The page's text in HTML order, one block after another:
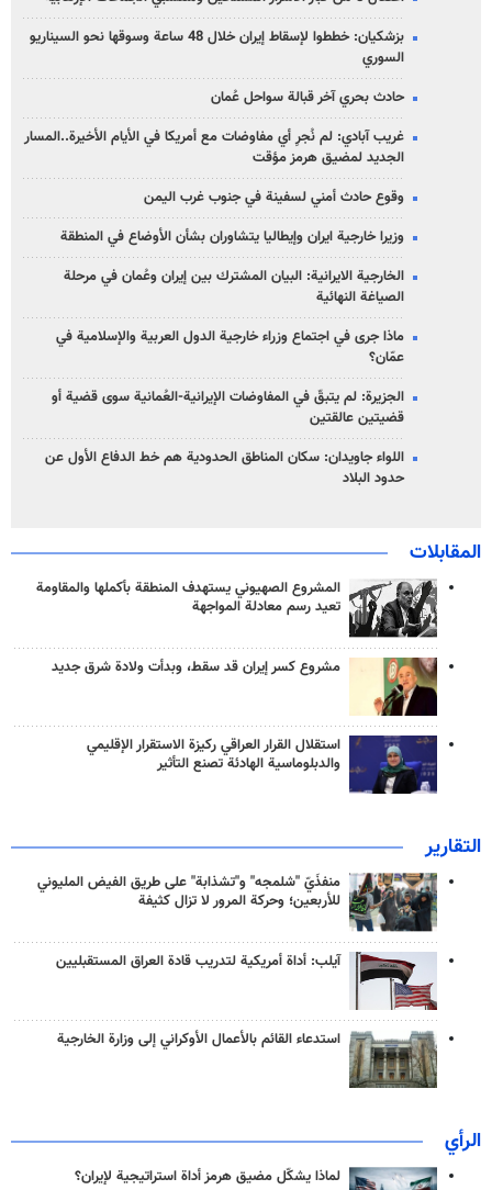
بزشكيان: خططوا لإسقاط إيران خلال 48 ساعة وسوقها نحو السيناريو
السوري
حادث بحري آخر قبالة سواحل عُمان
غريب آبادي: لم نُجرِ أي مفاوضات مع أمريكا في الأيام الأخيرة..المسار
الجديد لمضيق هرمز مؤقت
وقوع حادث أمني لسفينة في جنوب غرب اليمن
وزيرا خارجية ايران وإيطاليا يتشاوران بشأن الأوضاع في المنطقة
الخارجية الايرانية: البيان المشترك بين إيران وعُمان في مرحلة
الصياغة النهائية
ماذا جرى في اجتماع وزراء خارجية الدول العربية والإسلامية في
عمّان؟
الجزيرة: لم يتبقّ في المفاوضات الإيرانية-العُمانية سوى قضية أو
قضيتين عالقتين
اللواء جاويدان: سكان المناطق الحدودية هم خط الدفاع الأول عن
حدود البلاد
المقابلات
المشروع الصهيوني يستهدف المنطقة بأكملها والمقاومة
تعيد رسم معادلة المواجهة
مشروع كسر إيران قد سقط، وبدأت ولادة شرق جديد
استقلال القرار العراقي ركيزة الاستقرار الإقليمي
والدبلوماسية الهادئة تصنع التأثير
التقارير
منفذَيّ "شلمجه" و"تشذابة" على طريق الفيض المليوني
للأربعين؛ وحركة المرور لا تزال كثيفة
آيلب: أداة أمريكية لتدريب قادة العراق المستقبليين
استدعاء القائم بالأعمال الأوكراني إلى وزارة الخارجية
الرأي
لماذا يشكّل مضيق هرمز أداة استراتيجية لإيران؟